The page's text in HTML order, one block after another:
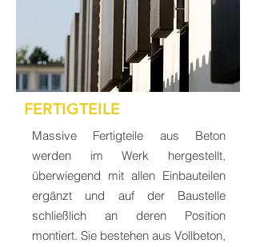
FERTIGTEILE
Massive Fertigteile aus Beton
werden im Werk hergestellt,
überwiegend mit allen Einbauteilen
ergänzt und auf der Baustelle
schließlich an deren Position
montiert. Sie bestehen aus Vollbeton,